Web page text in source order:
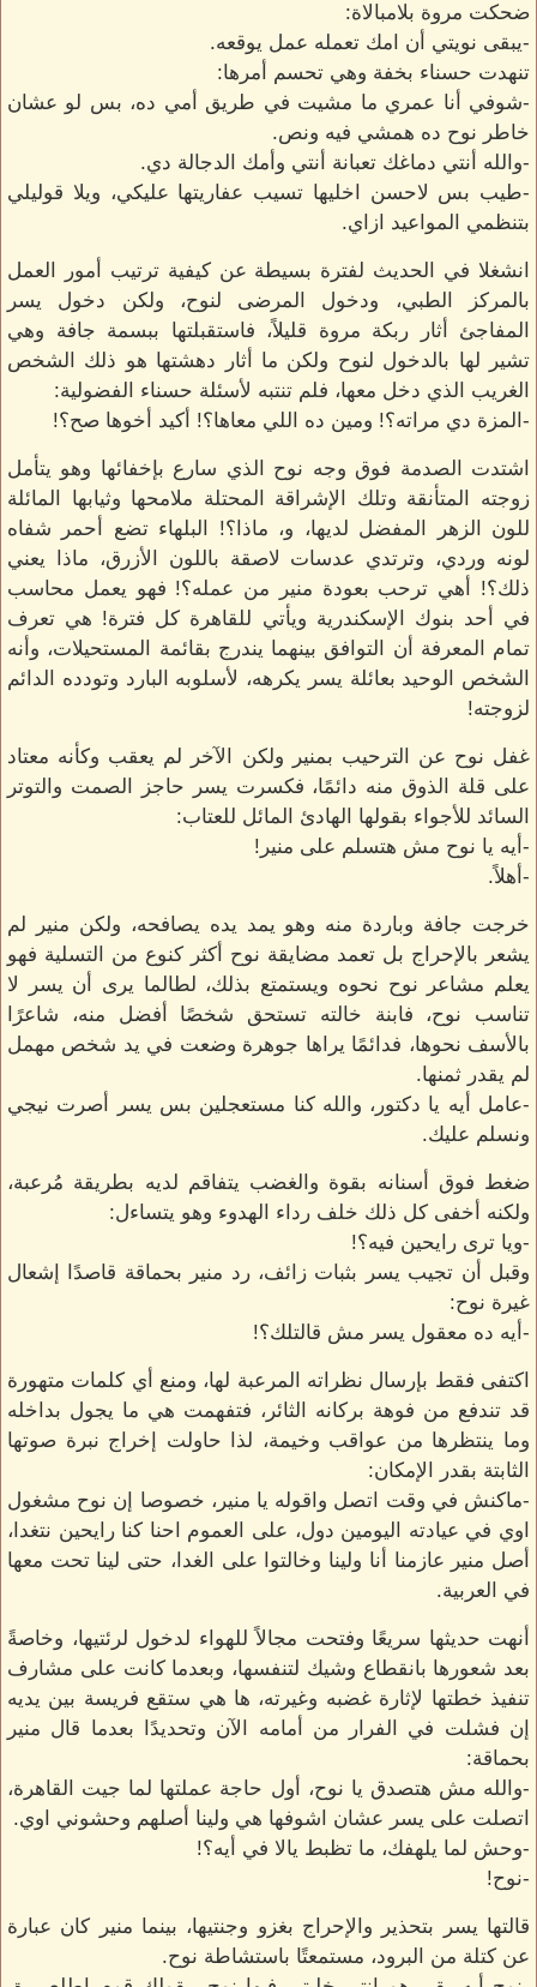
ضحكت مروة بلامبالاة:
-يبقى نويتي أن امك تعمله عمل يوقعه.
تنهدت حسناء بخفة وهي تحسم أمرها:
-شوفي أنا عمري ما مشيت في طريق أمي ده، بس لو عشان
خاطر نوح ده همشي فيه ونص.
-والله أنتي دماغك تعبانة أنتي وأمك الدجالة دي.
-طيب بس لاحسن اخليها تسيب عفاريتها عليكي، ويلا قوليلي
بتنظمي المواعيد ازاي.
انشغلا في الحديث لفترة بسيطة عن كيفية ترتيب أمور العمل
بالمركز الطبي، ودخول المرضى لنوح، ولكن دخول يسر
المفاجئ أثار ربكة مروة قليلاً، فاستقبلتها ببسمة جافة وهي
تشير لها بالدخول لنوح ولكن ما أثار دهشتها هو ذلك الشخص
الغريب الذي دخل معها، فلم تنتبه لأسئلة حسناء الفضولية:
-المزة دي مراته؟! ومين ده اللي معاها؟! أكيد أخوها صح؟!
اشتدت الصدمة فوق وجه نوح الذي سارع بإخفائها وهو يتأمل
زوجته المتأنقة وتلك الإشراقة المحتلة ملامحها وثيابها المائلة
للون الزهر المفضل لديها، و، ماذا؟! البلهاء تضع أحمر شفاه
لونه وردي، وترتدي عدسات لاصقة باللون الأزرق، ماذا يعني
ذلك؟! أهي ترحب بعودة منير من عمله؟! فهو يعمل محاسب
في أحد بنوك الإسكندرية ويأتي للقاهرة كل فترة! هي تعرف
تمام المعرفة أن التوافق بينهما يندرج بقائمة المستحيلات، وأنه
الشخص الوحيد بعائلة يسر يكرهه، لأسلوبه البارد وتودده الدائم
لزوجته!
غفل نوح عن الترحيب بمنير ولكن الآخر لم يعقب وكأنه معتاد
على قلة الذوق منه دائمًا، فكسرت يسر حاجز الصمت والتوتر
السائد للأجواء بقولها الهادئ المائل للعتاب:
-أيه يا نوح مش هتسلم على منير!
-أهلاً.
خرجت جافة وباردة منه وهو يمد يده يصافحه، ولكن منير لم
يشعر بالإحراج بل تعمد مضايقة نوح أكثر كنوع من التسلية فهو
يعلم مشاعر نوح نحوه ويستمتع بذلك، لطالما يرى أن يسر لا
تناسب نوح، فابنة خالته تستحق شخصًا أفضل منه، شاعرًا
بالأسف نحوها، فدائمًا يراها جوهرة وضعت في يد شخص مهمل
لم يقدر ثمنها.
-عامل أيه يا دكتور، والله كنا مستعجلين بس يسر أصرت نيجي
ونسلم عليك.
ضغط فوق أسنانه بقوة والغضب يتفاقم لديه بطريقة مُرعبة،
ولكنه أخفى كل ذلك خلف رداء الهدوء وهو يتساءل:
-ويا ترى رايحين فيه؟!
وقبل أن تجيب يسر بثبات زائف، رد منير بحماقة قاصدًا إشعال
غيرة نوح:
-أيه ده معقول يسر مش قالتلك؟!
اكتفى فقط بإرسال نظراته المرعبة لها، ومنع أي كلمات متهورة
قد تندفع من فوهة بركانه الثائر، فتفهمت هي ما يجول بداخله
وما ينتظرها من عواقب وخيمة، لذا حاولت إخراج نبرة صوتها
الثابتة بقدر الإمكان:
-ماكنش في وقت اتصل واقوله يا منير، خصوصا إن نوح مشغول
اوي في عيادته اليومين دول، على العموم احنا كنا رايحين نتغدا،
أصل منير عازمنا أنا ولينا وخالتوا على الغدا، حتى لينا تحت معها
في العربية.
أنهت حديثها سريعًا وفتحت مجالاً للهواء لدخول لرئتيها، وخاصةً
بعد شعورها بانقطاع وشيك لتنفسها، وبعدما كانت على مشارف
تنفيذ خطتها لإثارة غضبه وغيرته، ها هي ستقع فريسة بين يديه
إن فشلت في الفرار من أمامه الآن وتحديدًا بعدما قال منير
بحماقة:
-والله مش هتصدق يا نوح، أول حاجة عملتها لما جيت القاهرة،
اتصلت على يسر عشان اشوفها هي ولينا أصلهم وحشوني اوي.
-وحش لما يلهفك، ما تظبط يالا في أيه؟!
-نوح!
قالتها يسر بتحذير والإحراج بغزو وجنتيها، بينما منير كان عبارة
عن كتلة من البرود، مستمعتًا باستشاطة نوح.